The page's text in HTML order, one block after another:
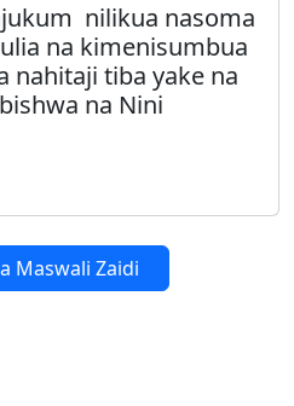
nilikua nasoma
na kimenisumbua
nahitaji tiba yake na
na Nini
Maswali Zaidi